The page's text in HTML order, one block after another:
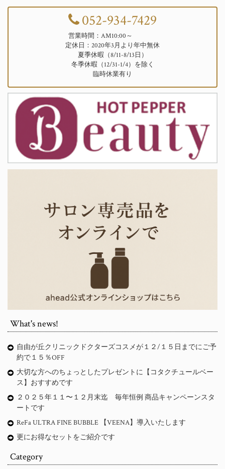
052-934-7429
営業時間：AM10:00～
定休日：2020年3月より年中無休
夏季休暇（8/11-8/13日）
冬季休暇（12/31-1/4）を除く
臨時休業有り
What's news!
自由が丘クリニックドクターズコスメが１２/１５日までにご予
約で１５％OFF
大切な方へのちょっとしたプレゼントに【コタクチュールベー
ス】おすすめです
２０２５年１１〜１２月末迄 毎年恒例 商品キャンペーンスタ
ートです
ReFa ULTRA FINE BUBBLE 【VEENA】導入いたします
更にお得なセットをご紹介です
Category